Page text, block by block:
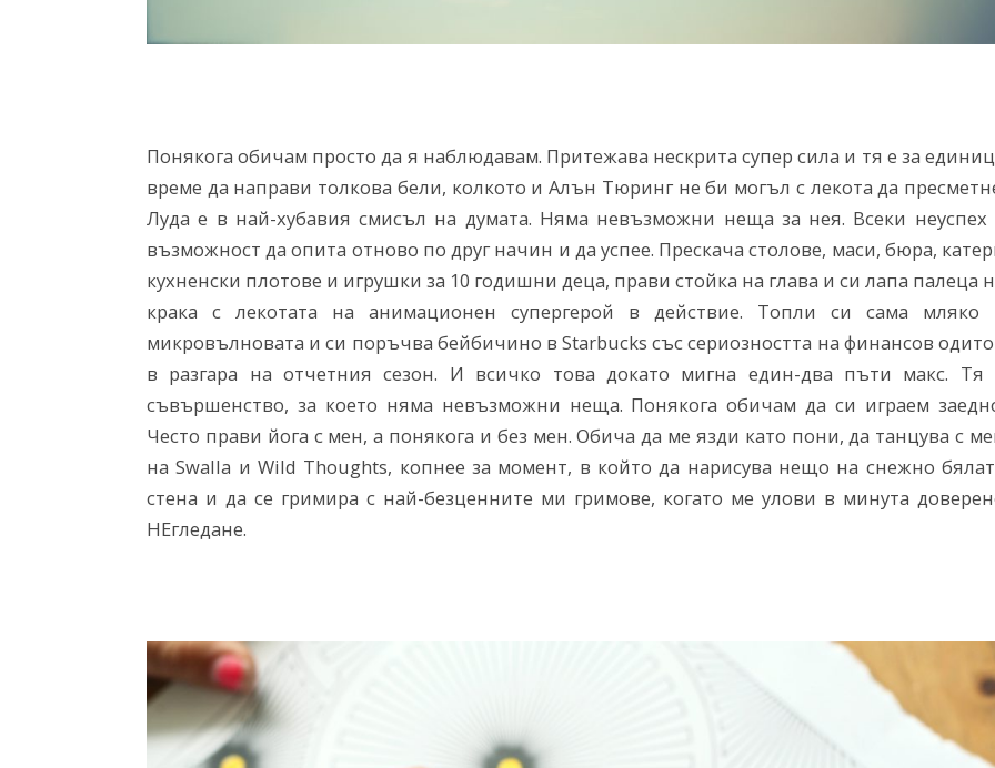
Понякога обичам просто да я наблюдавам. Притежава нескрита супер сила и тя е за
време да направи толкова бели, колкото и Алън Тюринг не би могъл с лекота да
Луда е в най-хубавия смисъл на думата. Няма невъзможни неща за нея. Всеки неуспех
възможност да опита отново по друг начин и да успее. Прескача столове, маси, бюра,
кухненски плотове и игрушки за 10 годишни деца, прави стойка на глава и си лапа палеца
крака с лекотата на анимационен супергерой в действие. Топли си сама мляко
микровълновата и си поръчва бейбичино в Starbucks със сериозността на финансов
в разгара на отчетния сезон. И всичко това докато мигна един-два пъти макс. Тя
съвършенство, за което няма невъзможни неща. Понякога обичам да си играем
Често прави йога с мен, а понякога и без мен. Обича да ме язди като пони, да танцува с
на Swalla и Wild Thoughts, копнее за момент, в който да нарисува нещо на снежно
стена и да се гримира с най-безценните ми гримове, когато ме улови в минута
НЕгледане.